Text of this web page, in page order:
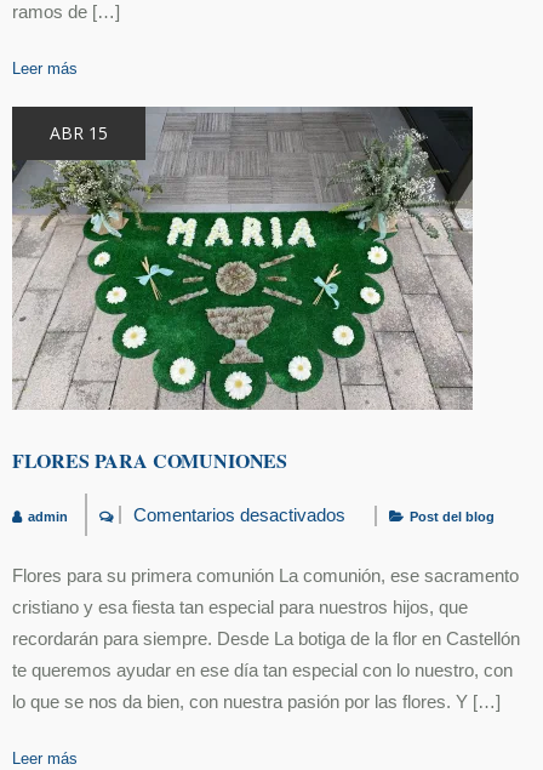
ramos de […]
Leer más
ABR 15
FLORES PARA COMUNIONES
admin Comentarios desactivados
para
comuniones
Post del blog
Flores para su primera comunión La comunión, ese sacramento
cristiano y esa fiesta tan especial para nuestros hijos, que
recordarán para siempre. Desde La botiga de la flor en Castellón
te queremos ayudar en ese día tan especial con lo nuestro, con
lo que se nos da bien, con nuestra pasión por las flores. Y […]
Leer más